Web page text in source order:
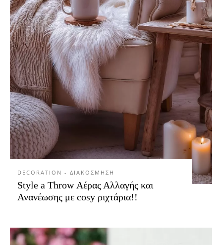
DECORATION - ΔΙΑΚΟΣΜΗΣΗ
Style a Throw Αέρας Αλλαγής και
Ανανέωσης με cosy ριχτάρια!!